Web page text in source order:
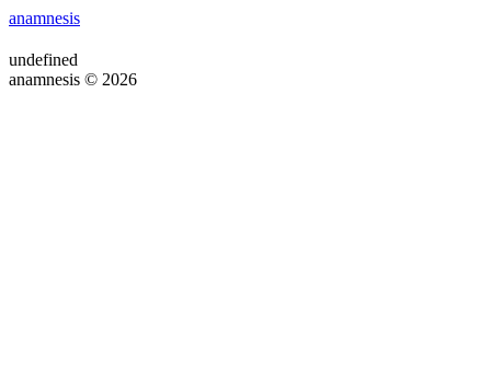
anamnesis
undefined
anamnesis © 2026